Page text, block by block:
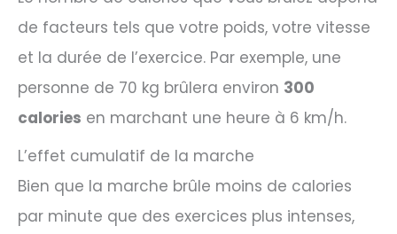
de facteurs tels que votre poids, votre vitesse
et la durée de l’exercice. Par exemple, une
personne de 70 kg brûlera environ 300
calories en marchant une heure à 6 km/h.
L’effet cumulatif de la marche
Bien que la marche brûle moins de calories
par minute que des exercices plus intenses,